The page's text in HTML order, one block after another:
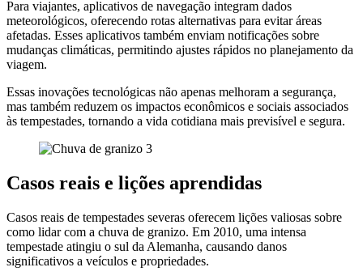
Para viajantes, aplicativos de navegação integram dados
meteorológicos, oferecendo rotas alternativas para evitar áreas
afetadas. Esses aplicativos também enviam notificações sobre
mudanças climáticas, permitindo ajustes rápidos no planejamento da
viagem.
Essas inovações tecnológicas não apenas melhoram a segurança,
mas também reduzem os impactos econômicos e sociais associados
às tempestades, tornando a vida cotidiana mais previsível e segura.
Casos reais e lições aprendidas
Casos reais de tempestades severas oferecem lições valiosas sobre
como lidar com a chuva de granizo. Em 2010, uma intensa
tempestade atingiu o sul da Alemanha, causando danos
significativos a veículos e propriedades.